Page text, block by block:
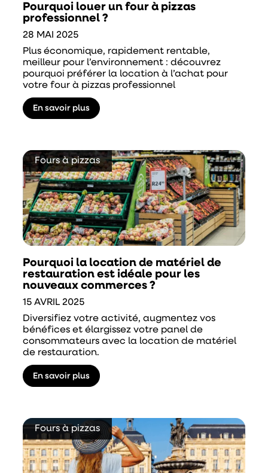
Pourquoi louer un four à pizzas
professionnel ?
28 MAI 2025
Plus économique, rapidement rentable,
meilleur pour l’environnement : découvrez
pourquoi préférer la location à l’achat pour
votre four à pizzas professionnel
En savoir plus
Fours à pizzas
Pourquoi la location de matériel de
restauration est idéale pour les
nouveaux commerces ?
15 AVRIL 2025
Diversifiez votre activité, augmentez vos
bénéfices et élargissez votre panel de
consommateurs avec la location de matériel
de restauration.
En savoir plus
Fours à pizzas